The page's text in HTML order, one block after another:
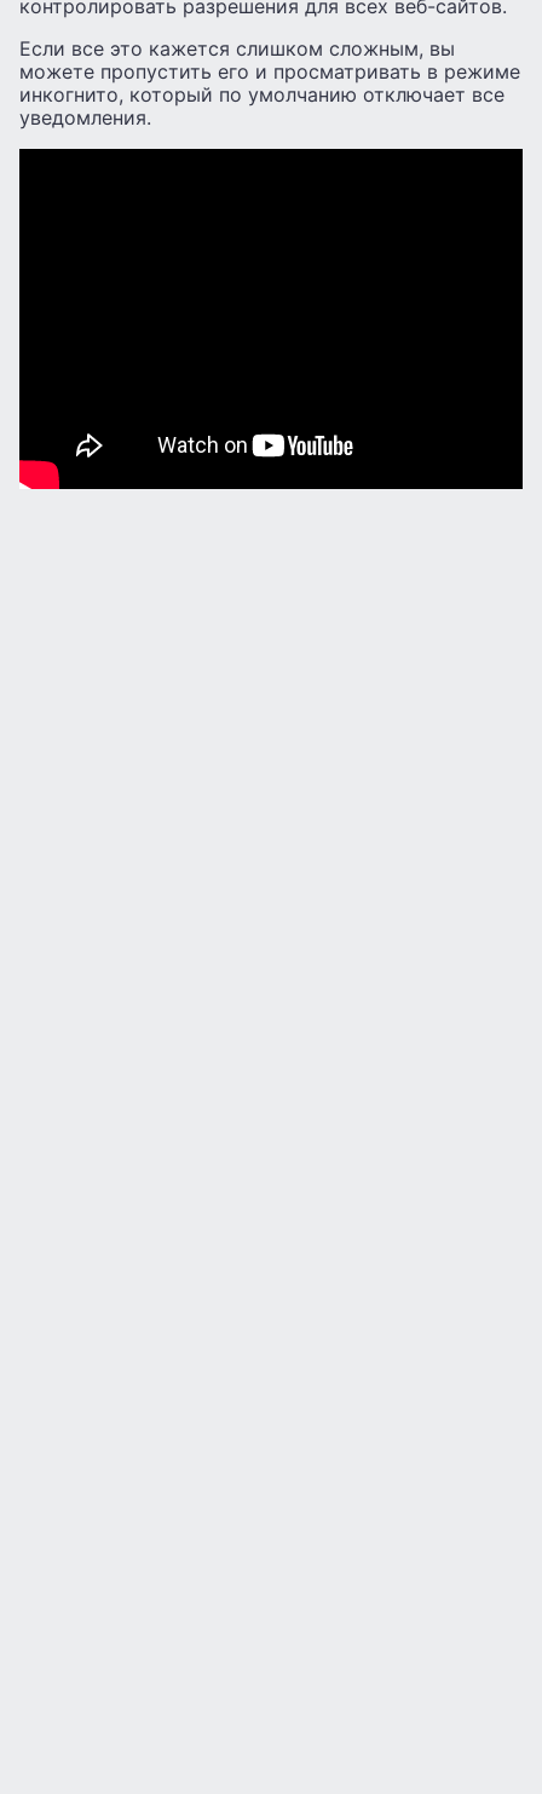
контролировать разрешения для всех веб-сайтов.
Если все это кажется слишком сложным, вы
можете пропустить его и просматривать в режиме
инкогнито, который по умолчанию отключает все
уведомления.